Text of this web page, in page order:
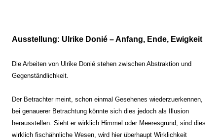
Ausstellung: Ulrike Donié – Anfang, Ende, Ewigkeit
Die Arbeiten von Ulrike Donié stehen zwischen Abstraktion und
Gegenständlichkeit.
Der Betrachter meint, schon einmal Gesehenes wiederzuerkennen,
bei genauerer Betrachtung könnte sich dies jedoch als Illusion
herausstellen: Sieht er wirklich Himmel oder Meeresgrund, sind dies
wirklich fischähnliche Wesen, wird hier überhaupt Wirklichkeit